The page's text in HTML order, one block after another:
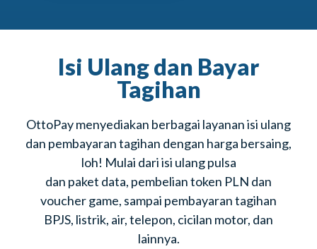
Isi Ulang dan Bayar
Tagihan
OttoPay menyediakan berbagai layanan isi ulang
dan pembayaran tagihan dengan harga bersaing,
loh! Mulai dari isi ulang pulsa
dan paket data, pembelian token PLN dan
voucher game, sampai pembayaran tagihan
BPJS, listrik, air, telepon, cicilan motor, dan
lainnya.